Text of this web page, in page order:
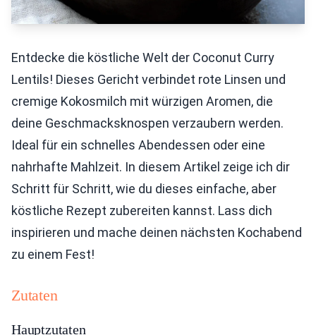
Entdecke die köstliche Welt der Coconut Curry
Lentils! Dieses Gericht verbindet rote Linsen und
cremige Kokosmilch mit würzigen Aromen, die
deine Geschmacksknospen verzaubern werden.
Ideal für ein schnelles Abendessen oder eine
nahrhafte Mahlzeit. In diesem Artikel zeige ich dir
Schritt für Schritt, wie du dieses einfache, aber
köstliche Rezept zubereiten kannst. Lass dich
inspirieren und mache deinen nächsten Kochabend
zu einem Fest!
Zutaten
Hauptzutaten